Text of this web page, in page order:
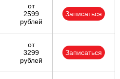
от
2599
рублей
Записаться
от
3299
рублей
Записаться